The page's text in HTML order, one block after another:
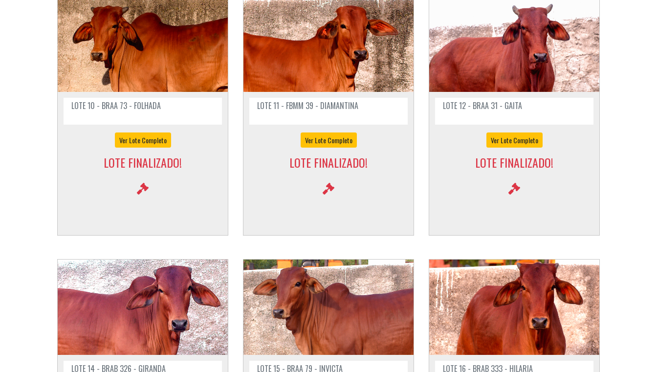
LOTE 10 - BRAA 73 - FOLHADA
Ver Lote Completo
LOTE FINALIZADO!
LOTE 11 - FBMM 39 - DIAMANTINA
Ver Lote Completo
LOTE FINALIZADO!
LOTE 12 - BRAA 31 - GAITA
Ver Lote Completo
LOTE FINALIZADO!
LOTE 14 - BRAB 326 - GIRANDA LOTE 15 - BRAA 79 - INVICTA LOTE 16 - BRAB 333 - HILARIA